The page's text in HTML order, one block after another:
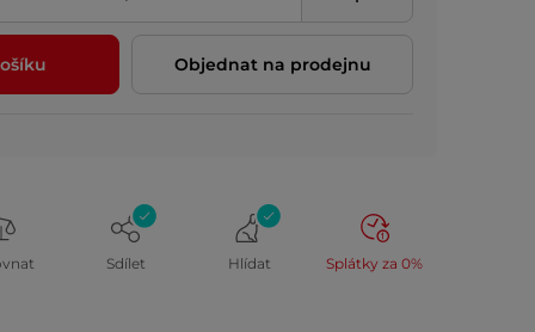
Objednat na prodejnu
Sdílet Hlídat Splátky za 0%